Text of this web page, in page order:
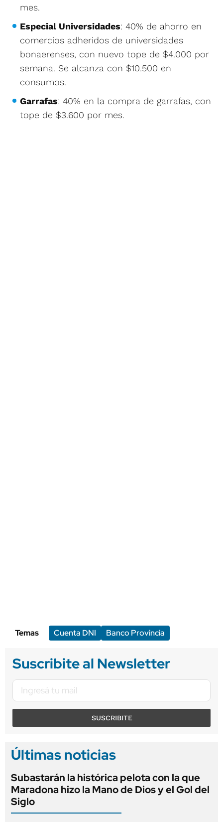
mes.
Especial Universidades: 40% de ahorro en
comercios adheridos de universidades
bonaerenses, con nuevo tope de $4.000 por
semana. Se alcanza con $10.500 en
consumos.
Garrafas: 40% en la compra de garrafas, con
tope de $3.600 por mes.
Temas Cuenta DNI Banco Provincia
Suscribite al Newsletter
SUSCRIBITE
Últimas noticias
Subastarán la histórica pelota con la que
Maradona hizo la Mano de Dios y el Gol del
Siglo